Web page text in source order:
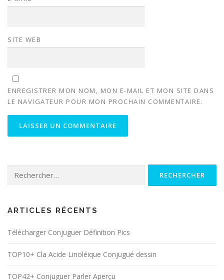
SITE WEB
ENREGISTRER MON NOM, MON E-MAIL ET MON SITE DANS
LE NAVIGATEUR POUR MON PROCHAIN COMMENTAIRE.
ARTICLES RÉCENTS
Télécharger Conjuguer Définition Pics
TOP10+ Cla Acide Linoléique Conjugué dessin
TOP42+ Conjuguer Parler Aperçu